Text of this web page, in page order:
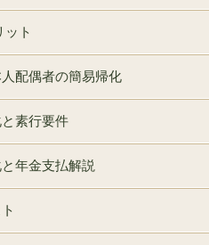
ット
配偶者の簡易帰化
と素行要件
年金支払解説